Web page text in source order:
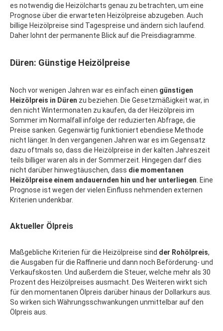
es notwendig die Heizölcharts genau zu betrachten, um eine
Prognose über die erwarteten Heizölpreise abzugeben. Auch
billige Heizölpreise sind Tagespreise und ändern sich laufend.
Daher lohnt der permanente Blick auf die Preisdiagramme.
Düren: Günstige Heizölpreise
Noch vor wenigen Jahren war es einfach einen günstigen
Heizölpreis in Düren zu beziehen. Die Gesetzmäßigkeit war, in
den nicht Wintermonaten zu kaufen, da der Heizölpreis im
Sommer im Normalfall infolge der reduzierten Abfrage, die
Preise sanken. Gegenwärtig funktioniert ebendiese Methode
nicht länger. In den vergangenen Jahren war es im Gegensatz
dazu oftmals so, dass die Heizölpreise in der kalten Jahreszeit
teils billiger waren als in der Sommerzeit. Hingegen darf dies
nicht darüber hinwegtäuschen, dass die momentanen
Heizölpreise einem andauernden hin und her unterliegen . Eine
Prognose ist wegen der vielen Einfluss nehmenden externen
Kriterien undenkbar.
Aktueller Ölpreis
Maßgebliche Kriterien für die Heizölpreise sind der Rohölpreis,
die Ausgaben für die Raffinerie und dann noch Beförderung- und
Verkaufskosten. Und außerdem die Steuer, welche mehr als 30
Prozent des Heizölpreises ausmacht. Des Weiteren wirkt sich
für den momentanen Ölpreis darüber hinaus der Dollarkurs aus.
So wirken sich Währungsschwankungen unmittelbar auf den
Ölpreis aus.